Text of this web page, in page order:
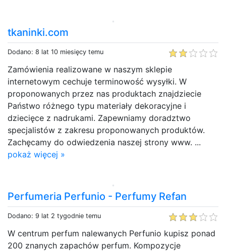
tkaninki.com
Dodano: 8 lat 10 miesięcy temu
Zamówienia realizowane w naszym sklepie
internetowym cechuje terminowość wysyłki. W
proponowanych przez nas produktach znajdziecie
Państwo różnego typu materiały dekoracyjne i
dziecięce z nadrukami. Zapewniamy doradztwo
specjalistów z zakresu proponowanych produktów.
Zachęcamy do odwiedzenia naszej strony www. ...
pokaż więcej »
Perfumeria Perfunio - Perfumy Refan
Dodano: 9 lat 2 tygodnie temu
W centrum perfum nalewanych Perfunio kupisz ponad
200 znanych zapachów perfum. Kompozycje